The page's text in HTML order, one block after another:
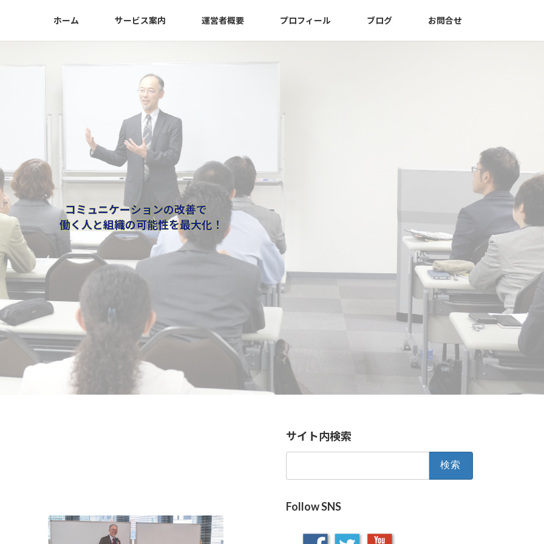
ホーム サービス案内 運営者概要 プロフィール ブログ お問合せ
コミュニケーションの改善で
働く人と組織の可能性を最大化！
サイト内検索
Follow SNS